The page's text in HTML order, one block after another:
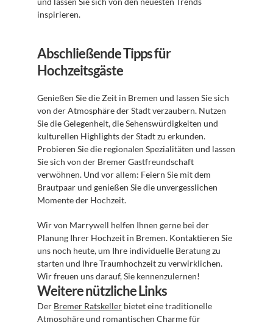
inspirieren.
Abschließende Tipps für
Hochzeitsgäste
Genießen Sie die Zeit in Bremen und lassen Sie sich
von der Atmosphäre der Stadt verzaubern. Nutzen
Sie die Gelegenheit, die Sehenswürdigkeiten und
kulturellen Highlights der Stadt zu erkunden.
Probieren Sie die regionalen Spezialitäten und lassen
Sie sich von der Bremer Gastfreundschaft
verwöhnen. Und vor allem: Feiern Sie mit dem
Brautpaar und genießen Sie die unvergesslichen
Momente der Hochzeit.
Wir von Marrywell helfen Ihnen gerne bei der
Planung Ihrer Hochzeit in Bremen. Kontaktieren Sie
uns noch heute, um Ihre individuelle Beratung zu
starten und Ihre Traumhochzeit zu verwirklichen.
Wir freuen uns darauf, Sie kennenzulernen!
Weitere nützliche Links
Der Bremer Ratskeller bietet eine traditionelle
Atmosphäre und romantischen Charme für